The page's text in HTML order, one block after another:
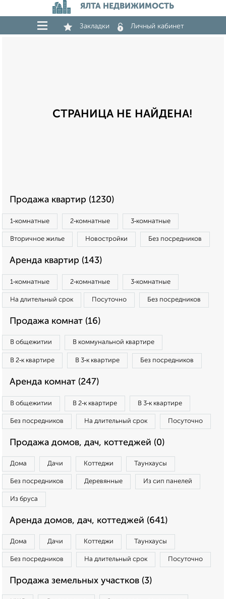
ЯЛТА НЕДВИЖИМОСТЬ
Закладки Личный кабинет
СТРАНИЦА НЕ НАЙДЕНА!
Продажа квартир (1230)
1‑комнатные 2‑комнатные 3‑комнатные
Вторичное жилье Новостройки Без посредников
Аренда квартир (143)
1‑комнатные 2‑комнатные 3‑комнатные
На длительный срок Посуточно Без посредников
Продажа комнат (16)
В общежитии В коммунальной квартире
В 2‑к квартире В 3‑к квартире Без посредников
Аренда комнат (247)
В общежитии В 2‑к квартире В 3‑к квартире
Без посредников На длительный срок Посуточно
Продажа домов, дач, коттеджей (0)
Дома Дачи Коттеджи Таунхаусы
Без посредников Деревянные Из сип панелей
Из бруса
Аренда домов, дач, коттеджей (641)
Дома Дачи Коттеджи Таунхаусы
Без посредников На длительный срок Посуточно
Продажа земельных участков (3)